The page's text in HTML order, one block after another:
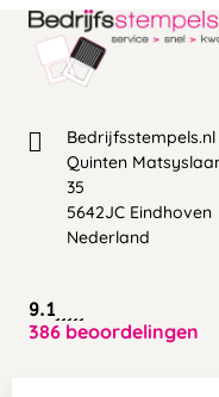
Bedrijfsstempels.nl
Quinten
35
5642JC Eindhoven
Nederland
9.1
386 beoordelingen